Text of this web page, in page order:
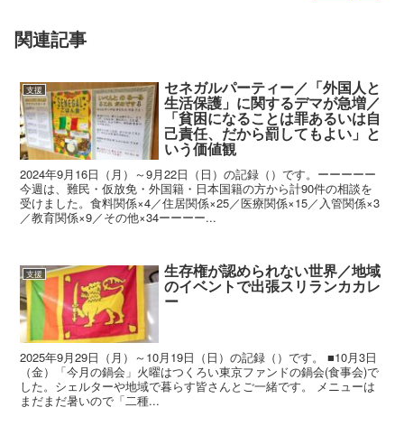
関連記事
支援 セネガルパーティー／「外国人と
生活保護」に関するデマが急増／
「貧困になることは罪あるいは自
己責任、だから罰してもよい」と
いう価値観
2024年9月16日（月）～9月22日（日）の記録（）です。ーーーーー
今週は、難民・仮放免・外国籍・日本国籍の方から計90件の相談を
受けました。食料関係×4／住居関係×25／医療関係×15／入管関係×3
／教育関係×9／その他×34ーーーー...
支援 生存権が認められない世界／地域
のイベントで出張スリランカカレ
ー
2025年9月29日（月）～10月19日（日）の記録（）です。 ■10月3日
（金）「今月の鍋会」火曜はつくろい東京ファンドの鍋会(食事会)で
した。シェルターや地域で暮らす皆さんとご一緒です。 メニューは
まだまだ暑いので「二種...